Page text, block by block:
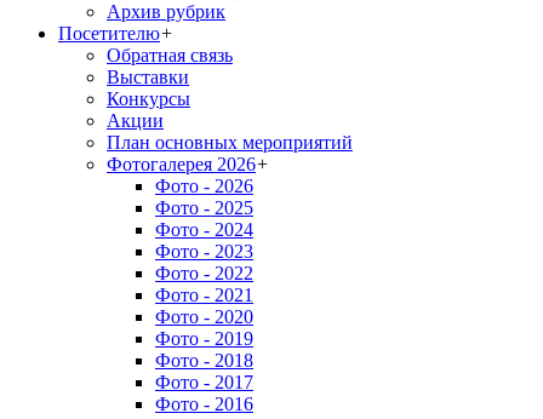
Архив рубрик
Посетителю+
Обратная связь
Выставки
Конкурсы
Акции
План основных мероприятий
Фотогалерея 2026+
Фото - 2026
Фото - 2025
Фото - 2024
Фото - 2023
Фото - 2022
Фото - 2021
Фото - 2020
Фото - 2019
Фото - 2018
Фото - 2017
Фото - 2016